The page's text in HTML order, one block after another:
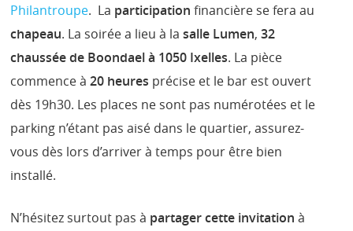
Philantroupe. La participation financière se fera au
chapeau. La soirée a lieu à la salle Lumen,32
chaussée de Boondael à 1050 Ixelles. La pièce
commence à20 heures précise et le bar est ouvert
dès 19h30. Les places ne sont pas numérotées et le
parking n’étant pas aisé dans le quartier, assurez-
vous dès lors d’arriver à temps pour être bien
installé.
N’hésitez surtout pas à partager cette invitation à